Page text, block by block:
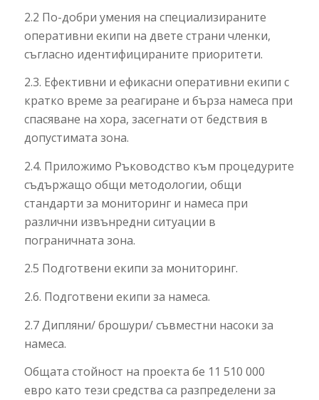
2.2 По-добри умения на специализираните
оперативни екипи на двете страни членки,
съгласно идентифицираните приоритети.
2.3. Ефективни и ефикасни оперативни екипи с
кратко време за реагиране и бърза намеса при
спасяване на хора, засегнати от бедствия в
допустимата зона.
2.4. Приложимо Ръководство към процедурите
съдържащо общи методологии, общи
стандарти за мониторинг и намеса при
различни извънредни ситуации в
пограничната зона.
2.5 Подготвени екипи за мониторинг.
2.6. Подготвени екипи за намеса.
2.7 Дипляни/ брошури/ съвместни насоки за
намеса.
Общата стойност на проекта бе 11 510 000
евро като тези средства са разпределени за